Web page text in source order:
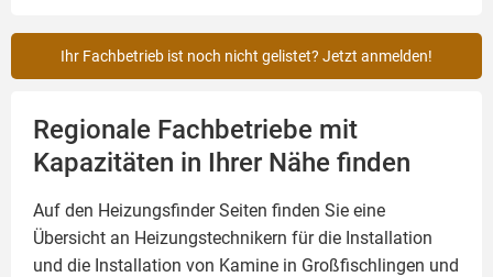
Ihr Fachbetrieb ist noch nicht gelistet? Jetzt anmelden!
Regionale Fachbetriebe mit
Kapazitäten in Ihrer Nähe finden
Auf den Heizungsfinder Seiten finden Sie eine
Übersicht an Heizungstechnikern für die Installation
und die Installation von Kamine in Großfischlingen und